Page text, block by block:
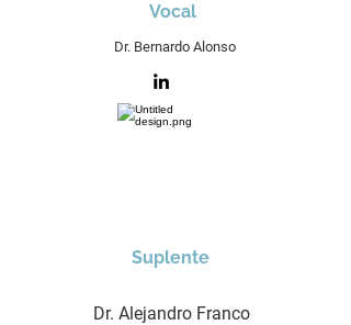
Vocal
Dr. Bernardo Alonso
Suplente
Dr. Alejandro Franco